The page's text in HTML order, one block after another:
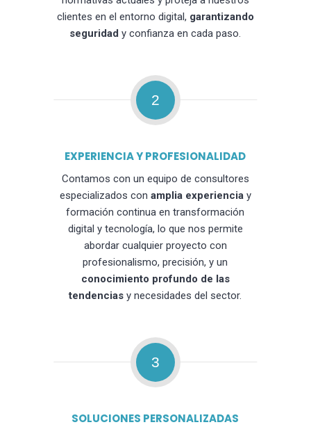
clientes en el entorno digital, garantizando
seguridad y confianza en cada paso.
2
EXPERIENCIA Y PROFESIONALIDAD
Contamos con un equipo de consultores
especializados con amplia experienciay
formación continua en transformación
digital y tecnología, lo que nos permite
abordar cualquier proyecto con
profesionalismo, precisión, y un
conocimiento profundo de las
tendencias y necesidades del sector.
3
SOLUCIONES PERSONALIZADAS